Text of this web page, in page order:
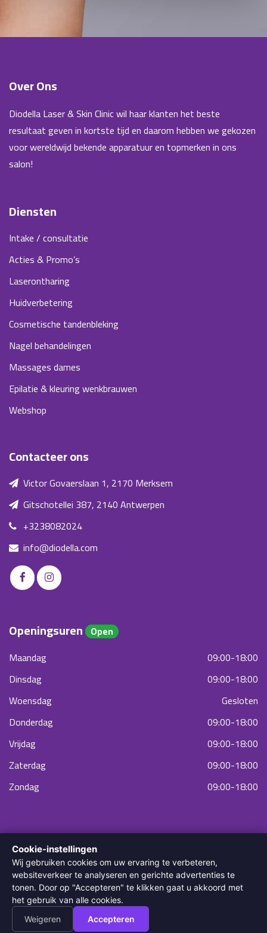
Over Ons
Diodella Laser & Skin Clinic wil haar klanten het beste
resultaat geven in kortste tijd en daarom hebben we gekozen
voor wereldwijd bekende apparatuur en topmerken in ons
salon!
Diensten
Intake / consultatie
Acties & Promo’s
Laserontharing
Huidverbetering
Cosmetische tandenbleking
Nagel behandelingen
Massages dames
Epilatie & kleuring wenkbrauwen
Webshop
Contacteer ons
Victor Govaerslaan 1, 2170 Merksem
Gitschotellei 387, 2140 Antwerpen
+3238082024
info@diodella.com
Openingsuren Open
Maandag
09:00-18:00
Dinsdag
09:00-18:00
Woensdag
Gesloten
Donderdag
09:00-18:00
Vrijdag
09:00-18:00
Zaterdag
09:00-18:00
Zondag
09:00-18:00
© 2022 Diodella Laser & Skin Clinic. Alle rechten voorbehouden.
Cookie-instellingen
Wij gebruiken cookies om uw ervaring te verbeteren,
websiteverkeer te analyseren en gerichte advertenties te
tonen. Door op "Accepteren" te klikken gaat u akkoord met
het gebruik van alle cookies.
Weigeren
Accepteren